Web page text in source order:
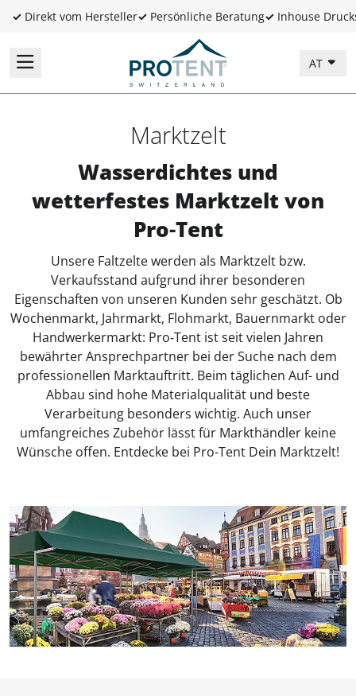
✓ Direkt vom Hersteller✓ Persönliche Beratung✓ Inhouse
AT
Marktzelt
Wasserdichtes und
wetterfestes Marktzelt von
Pro‑Tent
Unsere Faltzelte werden als Marktzelt bzw.
Verkaufsstand aufgrund ihrer besonderen
Eigenschaften von unseren Kunden sehr geschätzt. Ob
Wochenmarkt, Jahrmarkt, Flohmarkt, Bauernmarkt oder
Handwerkermarkt: Pro‑Tent ist seit vielen Jahren
bewährter Ansprechpartner bei der Suche nach dem
professionellen Marktauftritt. Beim täglichen Auf- und
Abbau sind hohe Materialqualität und beste
Verarbeitung besonders wichtig. Auch unser
umfangreiches Zubehör lässt für Markthändler keine
Wünsche offen. Entdecke bei Pro-Tent Dein Marktzelt!